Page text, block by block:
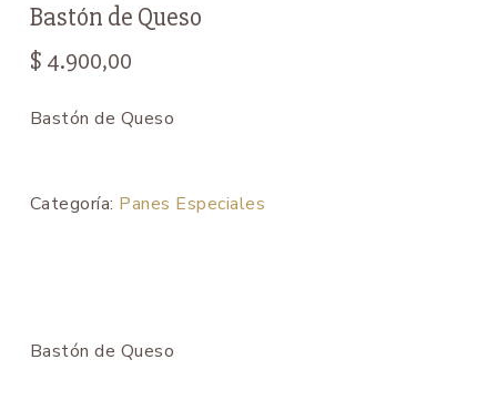
Bastón de Queso
$ 4.900,00
Bastón de Queso
Categoría: Panes Especiales
Bastón de Queso